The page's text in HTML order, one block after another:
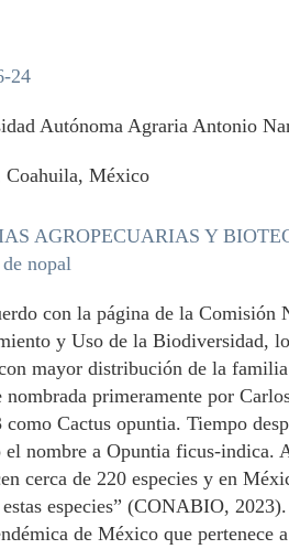
24
Autónoma Agraria Antonio
Coahuila, México
AGROPECUARIAS Y
nopal
con la página de la Comisión
y Uso de la Biodiversidad,
mayor distribución de la
nombrada primeramente por
como Cactus opuntia. Tiempo
nombre a Opuntia ficus-indica.
cerca de 220 especies y en
especies” (CONABIO,
de México que pertenece